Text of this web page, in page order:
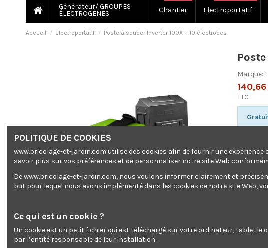
Générateur/ GROUPES
ÉLECTROGÈNES
Chantier Electroportatif
Accueil Electroportatif Poste à souder Inverter 100A + 10 électrodes
Marque:
TTC
Poste à
POLITIQUE DE COOKIES
www.bricolage-et-jardin.com utilise des cookies afin de fournir une
savoir plus sur vos préférences et de personnaliser notre site Web
De www.bricolage-et-jardin.com, nous voulons informer clairement et
but pour lequel nous avons implémenté dans les cookies de notre site Web,
Ce qui est un cookie ?
Un cookie est un petit fichier qui est téléchargé sur votre ordinateur, tablette
par l’entité responsable de leur installation.